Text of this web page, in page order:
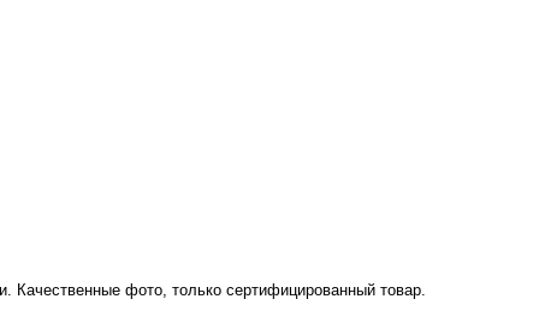
Качественные фото, только сертифицированный товар.